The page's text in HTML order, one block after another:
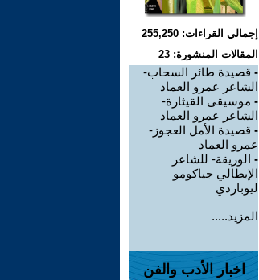
إجمالي القراءات: 255,250
المقالات المنشورة: 23
- قصيدة طائر السحاب-
الشاعر عمرو العماد
- موسيقى القيثارة-
الشاعر عمرو العماد
- قصيدة الأمل العجوز-
عمرو العماد
- الوريقة- للشاعر
الإيطالي جياكومو
ليوباردي
المزيد.....
اخبار الأدب والفن